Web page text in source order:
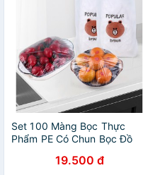
Set 100 Màng Bọc Thực
Phẩm PE Có Chun Bọc Đồ
19.500 đ